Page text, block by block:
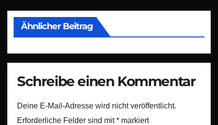
Ähnlicher Beitrag
Schreibe einen Kommentar
Deine E-Mail-Adresse wird nicht veröffentlicht.
Erforderliche Felder sind mit* markiert